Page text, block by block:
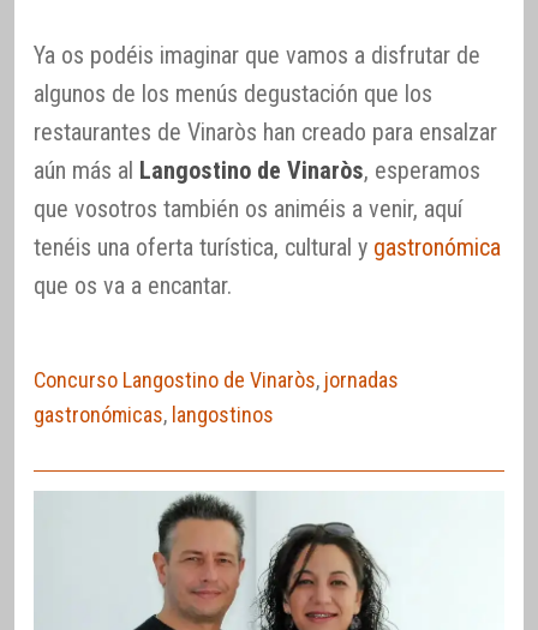
Ya os podéis imaginar que vamos a disfrutar de
algunos de los menús degustación que los
restaurantes de Vinaròs han creado para ensalzar
aún más al Langostino de Vinaròs, esperamos
que vosotros también os animéis a venir, aquí
tenéis una oferta turística, cultural y gastronómica
que os va a encantar.
Concurso Langostino de Vinaròs, jornadas
gastronómicas, langostinos